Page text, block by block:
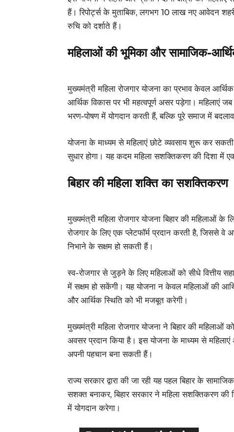
हैं। रिपोर्ट्स के मुताबिक, लगभग 10 लाख नए आवेदन
रुचि को दर्शाते हैं।
महिलाओं की भूमिका और सामाजिक-
मुख्यमंत्री महिला रोजगार योजना का प्रभाव केवल
आर्थिक विकास पर भी महत्वपूर्ण असर पड़ेगा। महिलाएं
भरण-पोषण में योगदान करती हैं, बल्कि पूरे समाज में
योजना के माध्यम से महिलाएं छोटे व्यवसाय शुरू कर
सुधार होगा। यह कदम महिला सशक्तिकरण की दिशा में
बिहार की महिला शक्ति का सशक्तिकरण
मुख्यमंत्री महिला रोजगार योजना बिहार की
रोजगार के लिए एक प्लेटफॉर्म प्रदान करती है,
निभाने के सक्षम हो सकती हैं।
स्व-रोजगार से जुड़ने के लिए महिलाओं को सीधे वित्तीय
में सक्षम हो सकेंगी। यह योजना न केवल महिलाओं की
और आर्थिक स्थिति को भी मजबूत करेगी।
मुख्यमंत्री महिला रोजगार योजना ने बिहार की महिलाओं
अवसर प्रदान किया है। इस योजना के माध्यम से
अपनी पहचान बना सकती हैं।
राज्य सरकार द्वारा की जा रही यह पहल बिहार के
सशक्त बनाकर, बिहार सरकार ने महिला सशक्तिकरण की
में योगदान करेगा।